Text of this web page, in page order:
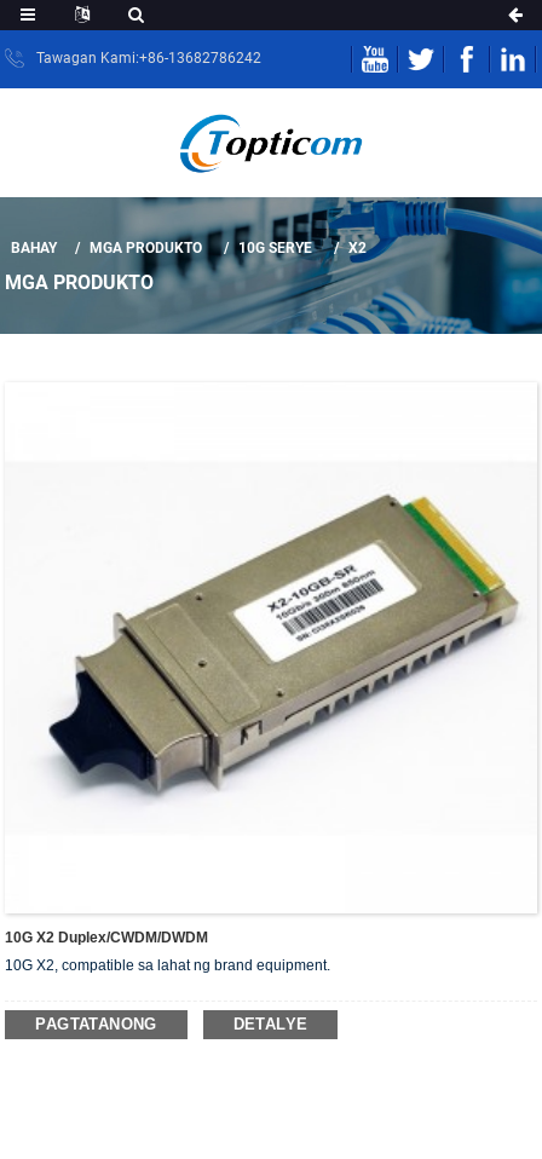
Tawagan Kami:+86-13682786242
BAHAY MGA PRODUKTO 10G SERYE X2
MGA PRODUKTO
10G X2 Duplex/CWDM/DWDM
10G X2, compatible sa lahat ng brand equipment.
PAGTATANONG DETALYE